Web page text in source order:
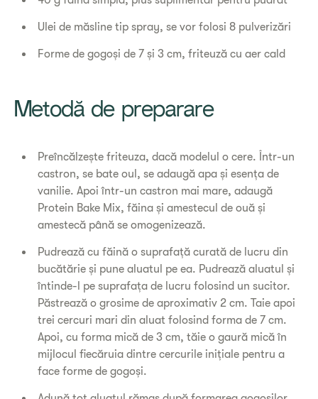
Ulei de măsline tip spray, se vor folosi 8 pulverizări
Forme de gogoși de 7 și 3 cm, friteuză cu aer cald
Metodă de preparare
Preîncălzește friteuza, dacă modelul o cere. Într-un
castron, se bate oul, se adaugă apa și esența de
vanilie. Apoi într-un castron mai mare, adaugă
Protein Bake Mix, făina și amestecul de ouă și
amestecă până se omogenizează.
Pudrează cu făină o suprafață curată de lucru din
bucătărie și pune aluatul pe ea. Pudrează aluatul și
întinde-l pe suprafața de lucru folosind un sucitor.
Păstrează o grosime de aproximativ 2 cm. Taie apoi
trei cercuri mari din aluat folosind forma de 7 cm.
Apoi, cu forma mică de 3 cm, tăie o gaură mică în
mijlocul fiecăruia dintre cercurile inițiale pentru a
face forme de gogoși.